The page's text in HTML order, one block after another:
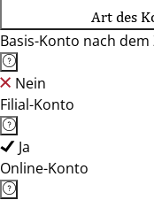
Art des
Basis-Konto nach dem
Nein
Filial-Konto
Ja
Online-Konto